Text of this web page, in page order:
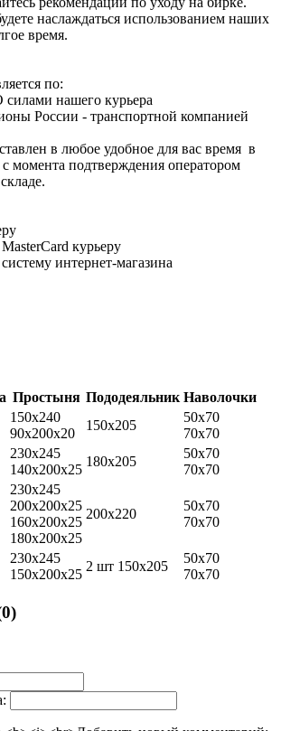
наслаждаться использованием наших
время.
по:
нашего курьера
России - транспортной компанией
в любое удобное для вас время в
момента подтверждения оператором
курьеру
интернет-магазина
Простыня Пододеяльник Наволочки
150х240
90х200х20
150х205
50х70
70х70
230х245
140х200х25
180х205
50х70
70х70
230х245
200х200х25
160х200х25
180х200х25
200х220
50х70
70х70
230х245
150х200х25
2 шт 150х205
50х70
70х70